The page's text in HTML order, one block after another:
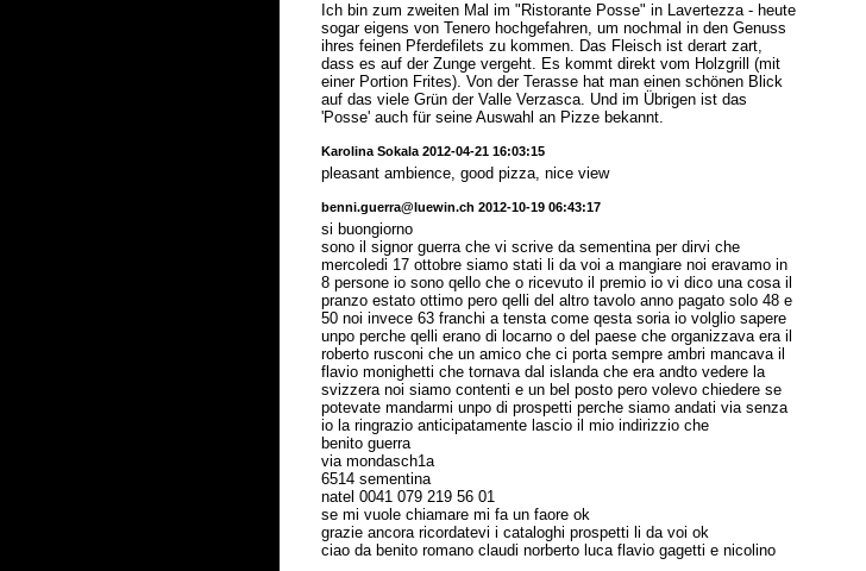
Ich bin zum zweiten Mal im "Ristorante Posse" in Lavertezza - heute
sogar eigens von Tenero hochgefahren, um nochmal in den Genuss
ihres feinen Pferdefilets zu kommen. Das Fleisch ist derart zart,
dass es auf der Zunge vergeht. Es kommt direkt vom Holzgrill (mit
einer Portion Frites). Von der Terasse hat man einen schönen Blick
auf das viele Grün der Valle Verzasca. Und im Übrigen ist das
'Posse' auch für seine Auswahl an Pizze bekannt.
Karolina Sokala 2012-04-21 16:03:15
pleasant ambience, good pizza, nice view
benni.guerra@luewin.ch 2012-10-19 06:43:17
si buongiorno
sono il signor guerra che vi scrive da sementina per dirvi che
mercoledi 17 ottobre siamo stati li da voi a mangiare noi eravamo in
8 persone io sono qello che o ricevuto il premio io vi dico una cosa il
pranzo estato ottimo pero qelli del altro tavolo anno pagato solo 48 e
50 noi invece 63 franchi a tensta come qesta soria io volglio sapere
unpo perche qelli erano di locarno o del paese che organizzava era il
roberto rusconi che un amico che ci porta sempre ambri mancava il
flavio monighetti che tornava dal islanda che era andto vedere la
svizzera noi siamo contenti e un bel posto pero volevo chiedere se
potevate mandarmi unpo di prospetti perche siamo andati via senza
io la ringrazio anticipatamente lascio il mio indirizzio che
benito guerra
via mondasch1a
6514 sementina
natel 0041 079 219 56 01
se mi vuole chiamare mi fa un faore ok
grazie ancora ricordatevi i cataloghi prospetti li da voi ok
ciao da benito romano claudi norberto luca flavio gagetti e nicolino